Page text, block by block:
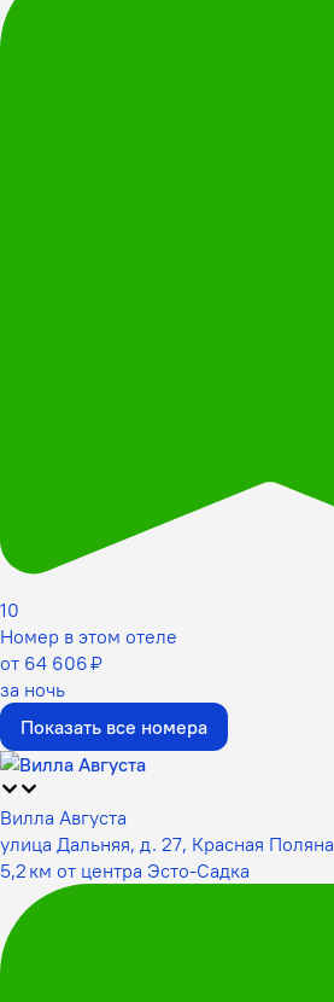
10
Номер в этом отеле
от 64 606 ₽
за ночь
Показать все номера
Вилла Августа
улица Дальняя, д. 27, Красная Поляна
5,2 км от центра Эсто-Садка